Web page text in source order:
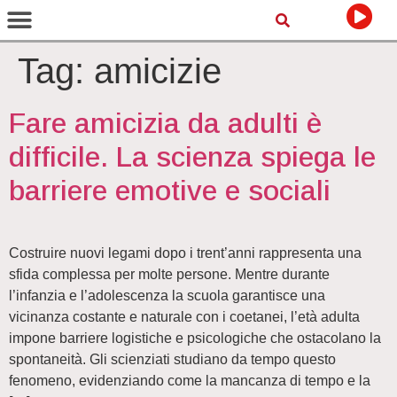
Tag: amicizie
Fare amicizia da adulti è
difficile. La scienza spiega le
barriere emotive e sociali
Costruire nuovi legami dopo i trent’anni rappresenta una
sfida complessa per molte persone. Mentre durante
l’infanzia e l’adolescenza la scuola garantisce una
vicinanza costante e naturale con i coetanei, l’età adulta
impone barriere logistiche e psicologiche che ostacolano la
spontaneità. Gli scienziati studiano da tempo questo
fenomeno, evidenziando come la mancanza di tempo e la